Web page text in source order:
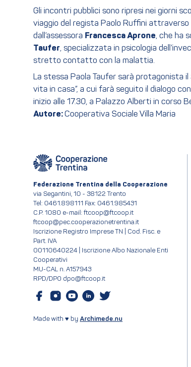
Gli incontri pubblici sono ripresi nei giorni
viaggio del regista Paolo Ruffini
dall’assessora Francesca Aprone, che ha
Taufer, specializzata in psicologia
stretto contatto con la malattia.
La stessa Paola Taufer sarà protagonista il
vita in casa”, a cui farà seguito il dialogo
inizio alle 17.30, a Palazzo Alberti in corso
Autore:Cooperativa Sociale Villa Maria
Federazione Trentina della Cooperazione
via Segantini, 10 - 38122 Trento
Tel: 0461.898111 Fax: 0461.985431
C.P. 1080 e-mail: ftcoop@ftcoop.it
ftcoop@pec.cooperazionetrentina.it
Iscrizione Registro Imprese TN | Cod. Fisc. e
Part. IVA
00110640224 | Iscrizione Albo Nazionale Enti
Cooperativi
MU-CAL n. A157943
RPD/DPO dpo@ftcoop.it
Made with ♥ by Archimede.nu